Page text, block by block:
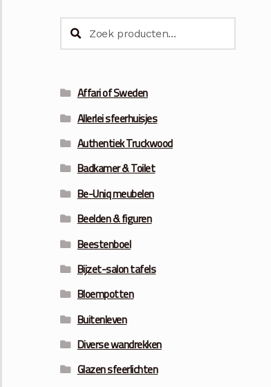
Zoeken
naar:Zoeken
Affari of Sweden
Allerlei sfeerhuisjes
Authentiek Truckwood
Badkamer & Toilet
Be-Uniq meubelen
Beelden & figuren
Beestenboel
Bijzet-salon tafels
Bloempotten
Buitenleven
Diverse wandrekken
Glazen sfeerlichten